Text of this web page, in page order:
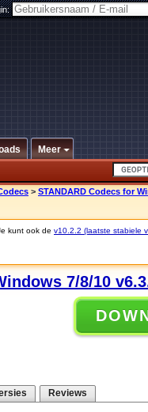
Meer
> STANDARD Codecs for
kunt ook de v10.2.2 (laatste stabiele
7/8/10
Reviews